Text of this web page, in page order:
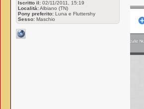
Iscritto il: 02/11/2011, 15:19
Località:Albiano (TN)
Pony preferito: Luna e Fluttershy
Sesso: Maschio